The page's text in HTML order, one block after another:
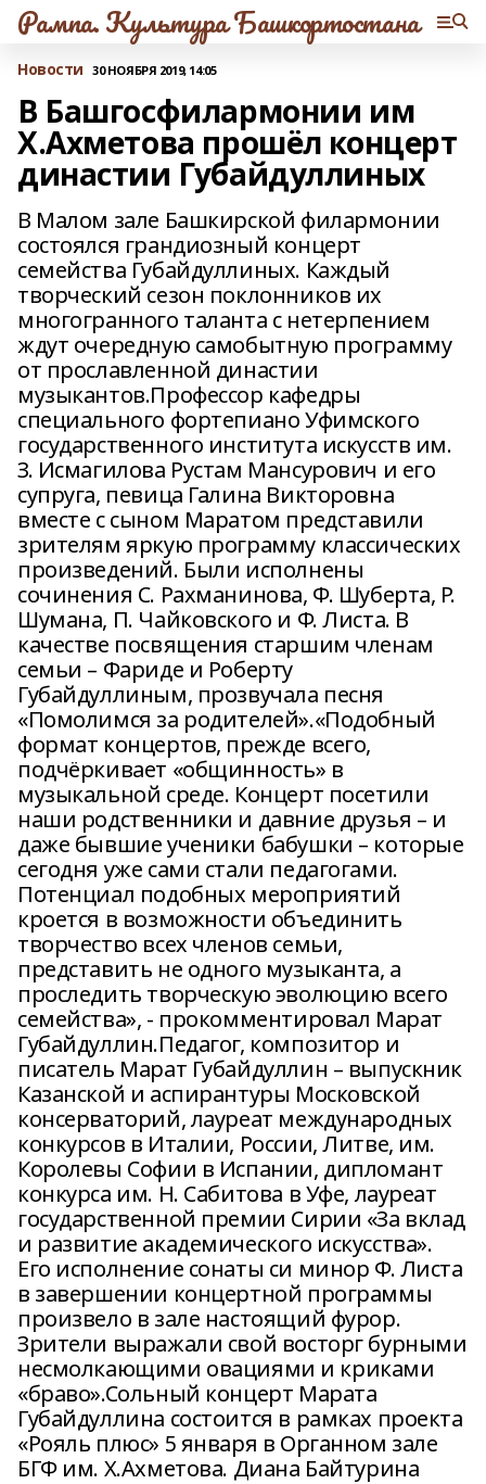
Рампа. Культура Башкортостана
Новости 30 НОЯБРЯ 2019, 14:05
В Башгосфилармонии им
Х.Ахметова прошёл концерт
династии Губайдуллиных
В Малом зале Башкирской филармонии
состоялся грандиозный концерт
семейства Губайдуллиных. Каждый
творческий сезон поклонников их
многогранного таланта с нетерпением
ждут очередную самобытную программу
от прославленной династии
музыкантов.Профессор кафедры
специального фортепиано Уфимского
государственного института искусств им.
З. Исмагилова Рустам Мансурович и его
супруга, певица Галина Викторовна
вместе с сыном Маратом представили
зрителям яркую программу классических
произведений. Были исполнены
сочинения С. Рахманинова, Ф. Шуберта, Р.
Шумана, П. Чайковского и Ф. Листа. В
качестве посвящения старшим членам
семьи – Фариде и Роберту
Губайдуллиным, прозвучала песня
«Помолимся за родителей».«Подобный
формат концертов, прежде всего,
подчёркивает «общинность» в
музыкальной среде. Концерт посетили
наши родственники и давние друзья – и
даже бывшие ученики бабушки – которые
сегодня уже сами стали педагогами.
Потенциал подобных мероприятий
кроется в возможности объединить
творчество всех членов семьи,
представить не одного музыканта, а
проследить творческую эволюцию всего
семейства», - прокомментировал Марат
Губайдуллин.Педагог, композитор и
писатель Марат Губайдуллин – выпускник
Казанской и аспирантуры Московской
консерваторий, лауреат международных
конкурсов в Италии, России, Литве, им.
Королевы Софии в Испании, дипломант
конкурса им. Н. Сабитова в Уфе, лауреат
государственной премии Сирии «За вклад
и развитие академического искусства».
Его исполнение сонаты си минор Ф. Листа
в завершении концертной программы
произвело в зале настоящий фурор.
Зрители выражали свой восторг бурными
несмолкающими овациями и криками
«браво».Сольный концерт Марата
Губайдуллина состоится в рамках проекта
«Рояль плюс» 5 января в Органном зале
БГФ им. Х.Ахметова. Диана Байтурина